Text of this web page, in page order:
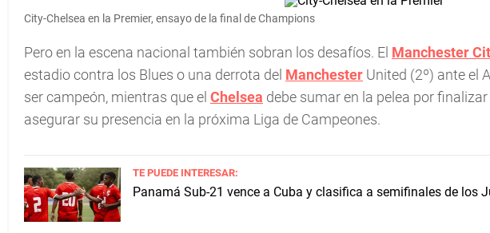
City-Chelsea en la Premier, ensayo de la final de Champions
Pero en la escena nacional también sobran los desafíos. El Manchester
estadio contra los Blues o una derrota del Manchester United (2º) ante el
ser campeón, mientras que el Chelsea debe sumar en la pelea por
asegurar su presencia en la próxima Liga de Campeones.
TE PUEDE INTERESAR:
Panamá Sub-21 vence a Cuba y clasifica a semifinales de los